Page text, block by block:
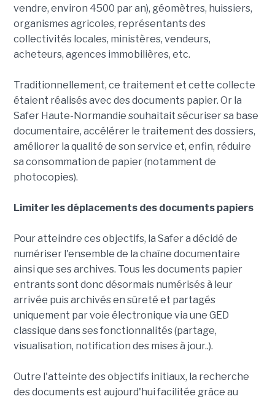
vendre, environ 4500 par an), géomètres, huissiers,
organismes agricoles, représentants des
collectivités locales, ministères, vendeurs,
acheteurs, agences immobilières, etc.
Traditionnellement, ce traitement et cette collecte
étaient réalisés avec des documents papier. Or la
Safer Haute-Normandie souhaitait sécuriser sa base
documentaire, accélérer le traitement des dossiers,
améliorer la qualité de son service et, enfin, réduire
sa consommation de papier (notamment de
photocopies).
Limiter les déplacements des documents papiers
Pour atteindre ces objectifs, la Safer a décidé de
numériser l'ensemble de la chaîne documentaire
ainsi que ses archives. Tous les documents papier
entrants sont donc désormais numérisés à leur
arrivée puis archivés en sûreté et partagés
uniquement par voie électronique via une GED
classique dans ses fonctionnalités (partage,
visualisation, notification des mises à jour..).
Outre l'atteinte des objectifs initiaux, la recherche
des documents est aujourd'hui facilitée grâce au